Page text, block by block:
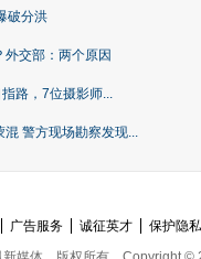
破分洪
交部：两个原因
路，7位摄影师...
警方现场勘察发现...
广告服务 诚征英才
保护隐